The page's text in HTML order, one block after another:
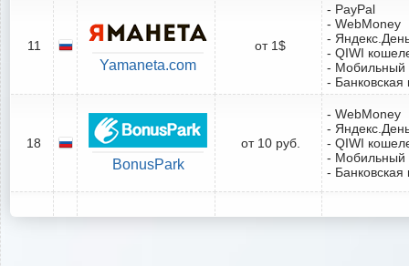
11
Yamaneta.com
от 1$
- PayPal
- WebMoney
-
- QIWI
- Мобильный
- Банковская
18
BonusPark
от 10 руб.
- WebMoney
-
- QIWI
- Мобильный
- Банковская